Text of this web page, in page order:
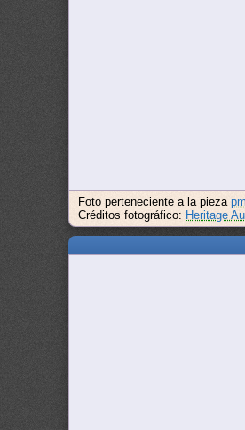
Foto perteneciente a la pieza
Créditos fotográfico: Heritage